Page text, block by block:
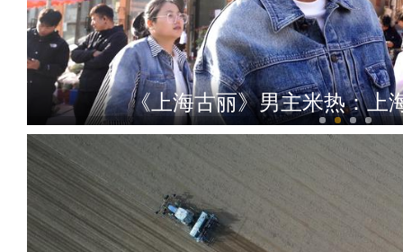
《上海古丽》男主米热：上